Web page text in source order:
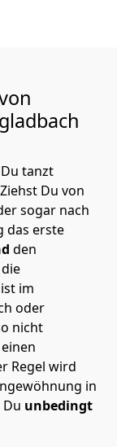
tanzt
Du von
sogar nach
das erste
den
im
oder
nicht
Regel wird
in
unbedingt